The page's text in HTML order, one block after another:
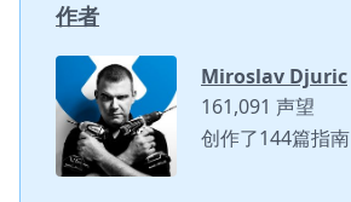
作者
Miroslav Djuric
161,091 声望
创作了144篇指南